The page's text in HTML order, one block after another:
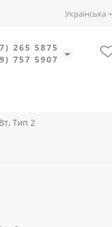
Українська
265 5875
757 5907
Тип 2